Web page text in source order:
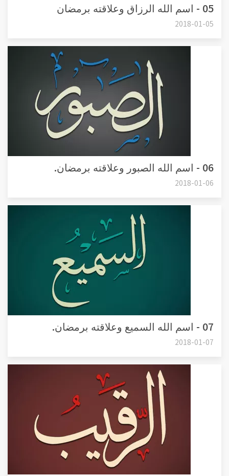
05 - اسم الله الرزاق وعلاقته برمضان
2018-01-05
06 - اسم الله الصبور وعلاقته برمضان.
2018-01-06
07 - اسم الله السميع وعلاقته برمضان.
2018-01-07